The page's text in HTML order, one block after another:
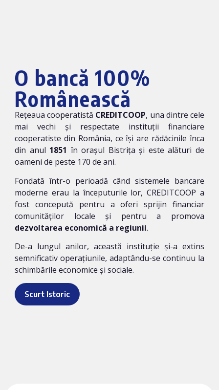
O bancă 100%
Românească
Rețeaua cooperatistă CREDITCOOP, una dintre cele
mai vechi și respectate instituții financiare
cooperatiste din România, ce își are rădăcinile înca
din anul 1851 în orașul Bistrița și este alături de
oameni de peste 170 de ani.
Fondată într-o perioadă când sistemele bancare
moderne erau la începuturile lor, CREDITCOOP a
fost concepută pentru a oferi sprijin financiar
comunităților locale și pentru a promova
dezvoltarea economică a regiunii.
De-a lungul anilor, această instituție și-a extins
semnificativ operațiunile, adaptându-se continuu la
schimbările economice și sociale.
Scurt Istoric